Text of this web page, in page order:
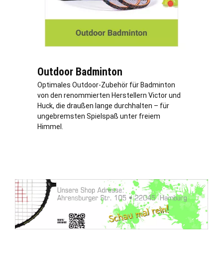
Outdoor Badminton
Optimales Outdoor-Zubehör für Badminton
von den renommierten Herstellern Victor und
Huck, die draußen lange durchhalten – für
ungebremsten Spielspaß unter freiem
Himmel.